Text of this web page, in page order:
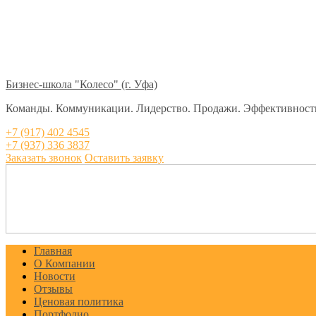
Бизнес-школа "Колесо" (г. Уфа)
Команды. Коммуникации. Лидерство. Продажи.
+7 (917) 402 4545
+7 (937) 336 3837
Заказать звонок Оставить заявку
Главная
О Компании
Новости
Отзывы
Ценовая политика